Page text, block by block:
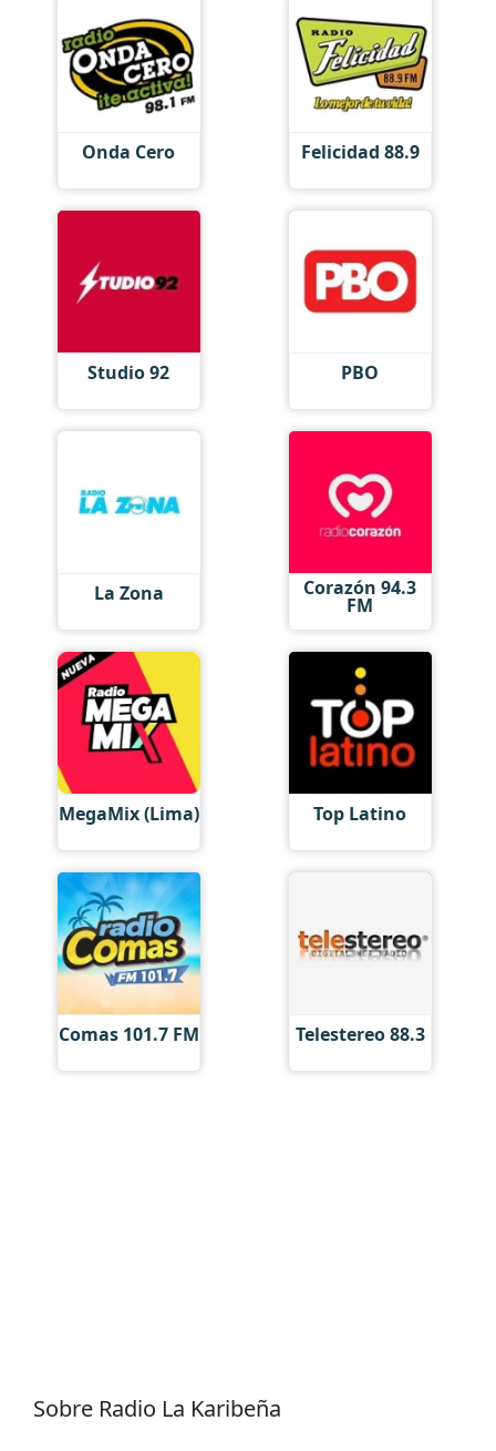
Onda Cero Felicidad 88.9
Studio 92 PBO
La Zona Corazón 94.3
FM
MegaMix (Lima) Top Latino
Comas 101.7 FM Telestereo 88.3
Sobre Radio La Karibeña